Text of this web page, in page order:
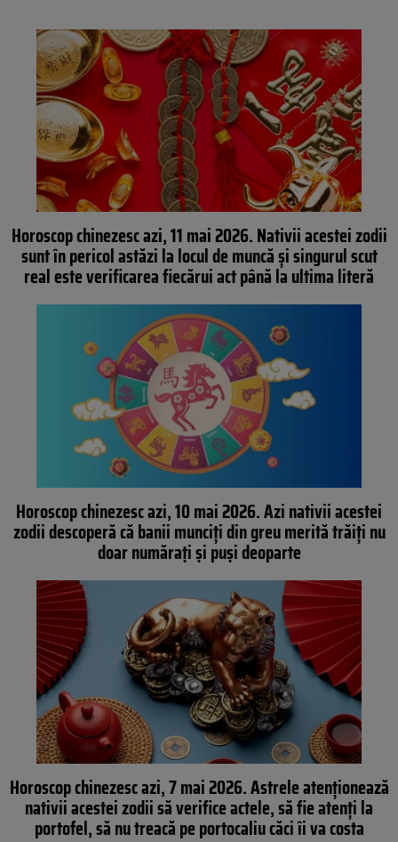
Horoscop chinezesc azi, 11 mai 2026. Nativii acestei zodii
sunt în pericol astăzi la locul de muncă și singurul scut
real este verificarea fiecărui act până la ultima literă
Horoscop chinezesc azi, 10 mai 2026. Azi nativii acestei
zodii descoperă că banii munciți din greu merită trăiți nu
doar numărați și puși deoparte
Horoscop chinezesc azi, 7 mai 2026. Astrele atenționează
nativii acestei zodii să verifice actele, să fie atenți la
portofel, să nu treacă pe portocaliu căci îi va costa